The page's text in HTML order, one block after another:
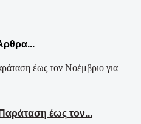
έως τον...